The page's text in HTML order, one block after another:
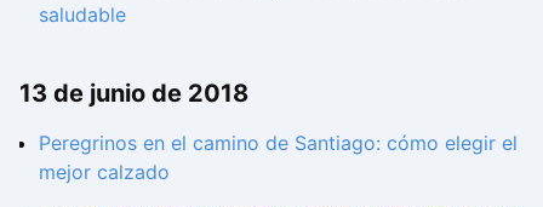
saludable
13 de junio de 2018
Peregrinos en el camino de Santiago: cómo elegir el
mejor calzado